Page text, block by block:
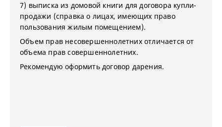
7) выписка из домовой книги для договора купли-
продажи (справка о лицах, имеющих право
пользования жилым помещением).
Объем прав несовершеннолетних отличается от
объема прав совершеннолетних.
Рекомендую оформить договор дарения.